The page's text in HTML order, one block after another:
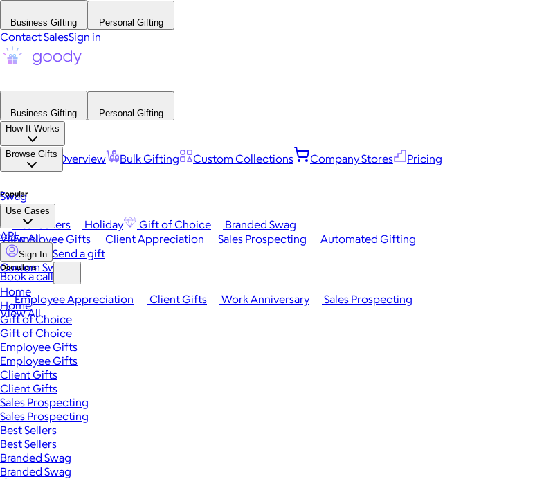
Business Gifting Personal Gifting
Contact SalesSign in
Business Gifting
Personal Gifting
How It Works
Platform Overview Bulk Gifting Custom Collections Company Stores Pricing
Browse Gifts
Popular
Best Sellers Holiday Gift of Choice
Branded Swag
View All
Occasions
Employee Appreciation Client Gifts Work Anniversary
Sales Prospecting
View All
Swag
Use Cases
Employee Gifts Client Appreciation Sales Prospecting Automated Gifting
Custom Swag
API
Sign In Send a gift
Book a call
Home
Home
Gift of Choice
Gift of Choice
Employee Gifts
Employee Gifts
Client Gifts
Client Gifts
Sales Prospecting
Sales Prospecting
Best Sellers
Best Sellers
Branded Swag
Branded Swag